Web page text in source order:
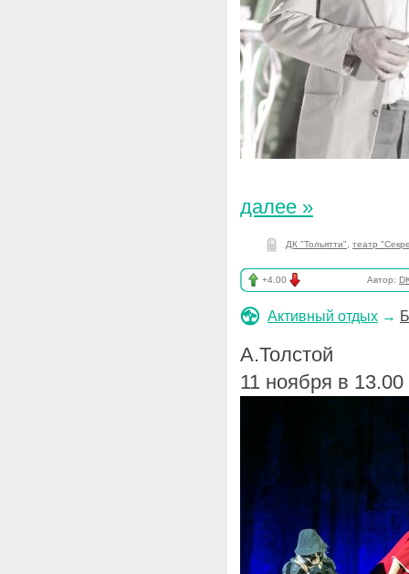
далее »
ДК "Тольятти" театр
+4.00 Автор:
Активный отдых →
А.Толстой
11 ноября в 13.00